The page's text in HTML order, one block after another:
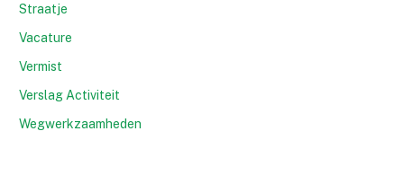
Straatje
Vacature
Vermist
Verslag Activiteit
Wegwerkzaamheden